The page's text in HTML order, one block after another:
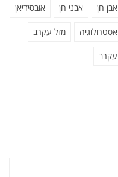
אבן חן אבני חן אובסידיאן
אסטרולוגיה מזל עקרב
עקרב